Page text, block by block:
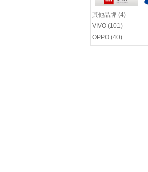
其他品牌 (4)
VIVO (101)
OPPO (40)